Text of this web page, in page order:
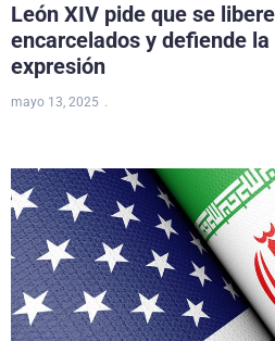
León XIV pide que se
encarcelados y defiende
expresión
mayo 13, 2025